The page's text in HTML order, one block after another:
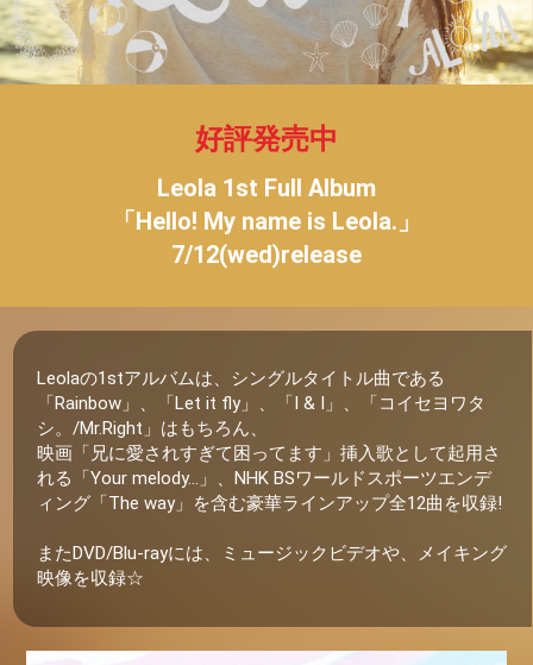
好評発売中
Leola 1st Full Album
「Hello! My name is Leola.」
7/12(wed)release
Leolaの1stアルバムは、シングルタイトル曲である
「Rainbow」、「Let it fly」、「I & I」、「コイセヨワタ
シ。/Mr.Right」はもちろん、
映画「兄に愛されすぎて困ってます」挿入歌として起用さ
れる「Your melody...」、NHK BSワールドスポーツエンデ
ィング「The way」を含む豪華ラインアップ全12曲を収録!
またDVD/Blu-rayには、ミュージックビデオや、メイキング
映像を収録☆